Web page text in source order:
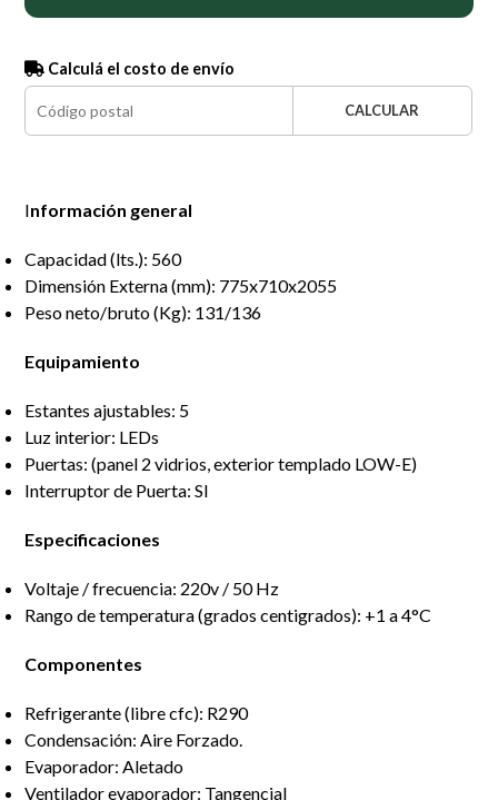
Calculá el costo de envío
CALCULAR
Información general
Capacidad (lts.): 560
Dimensión Externa (mm): 775x710x2055
Peso neto/bruto (Kg): 131/136
Equipamiento
Estantes ajustables: 5
Luz interior: LEDs
Puertas: (panel 2 vidrios, exterior templado LOW-E)
Interruptor de Puerta: SI
Especificaciones
Voltaje / frecuencia: 220v / 50 Hz
Rango de temperatura (grados centigrados): +1 a 4°C
Componentes
Refrigerante (libre cfc): R290
Condensación: Aire Forzado.
Evaporador: Aletado
Ventilador evaporador: Tangencial